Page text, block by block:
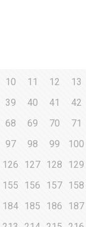
10 11 12 13
39 40 41 42
68 69 70 71
97 98 99 100
126 127 128 129
155 156 157 158
184 185 186 187